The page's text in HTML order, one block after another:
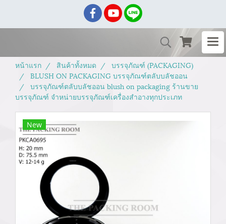
หน้าแรก สินค้าทั้งหมด
บรรจุภัณฑ์ (PACKAGING)
BLUSH ON PACKAGING บรรจุภัณฑ์ตลับบลัชออน
บรรจุภัณฑ์ตลับบลัชออน blush on packaging ร้านขาย
บรรจุภัณฑ์ จำหน่ายบรรจุภัณฑ์เครื่องสำอางทุกประเภท
New